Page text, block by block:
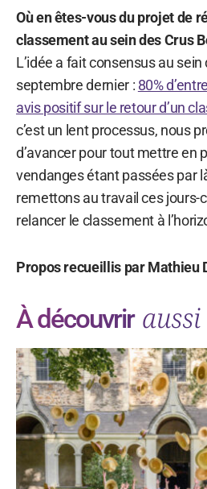
Où en êtes-vous du projet de
classement au sein des Crus
L’idée a fait consensus au
septembre dernier : 80%
avis positif sur le retour d’un
c’est un lent processus, nous
d’avancer pour tout mettre en
vendanges étant passées par
remettons au travail ces jours-
relancer le classement à
Propos recueillis par Mathieu
À découvrir aussi